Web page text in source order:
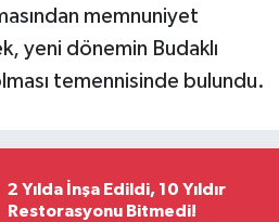
memnuniyet
yeni dönemin Budaklı
temennisinde bulundu.
2 Yılda İnşa Edildi, 10 Yıldır
Restorasyonu Bitmedi!